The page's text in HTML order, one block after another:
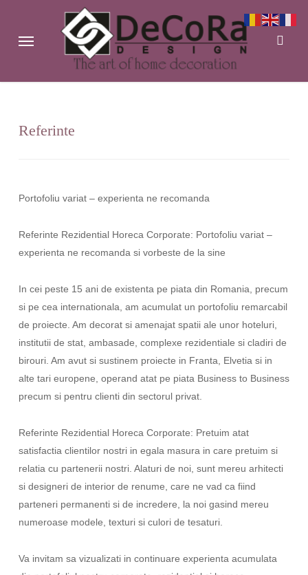
main
Referinte
Portofoliu variat – experienta ne recomanda
Referinte Rezidential Horeca Corporate: Portofoliu variat –
experienta ne recomanda si vorbeste de la sine
In cei peste 15 ani de existenta pe piata din Romania, precum
si pe cea internationala, am acumulat un portofoliu remarcabil
de proiecte. Am decorat si amenajat spatii ale unor hoteluri,
institutii de stat, ambasade, complexe rezidentiale si cladiri de
birouri. Am avut si sustinem proiecte in Franta, Elvetia si in
alte tari europene, operand atat pe piata Business to Business
precum si pentru clienti din sectorul privat.
Referinte Rezidential Horeca Corporate: Pretuim atat
satisfactia clientilor nostri in egala masura in care pretuim si
relatia cu partenerii nostri. Alaturi de noi, sunt mereu arhitecti
si designeri de interior de renume, care ne vad ca fiind
parteneri permanenti si de incredere, la noi gasind mereu
numeroase modele, texturi si culori de tesaturi.
Va invitam sa vizualizati in continuare experienta acumulata